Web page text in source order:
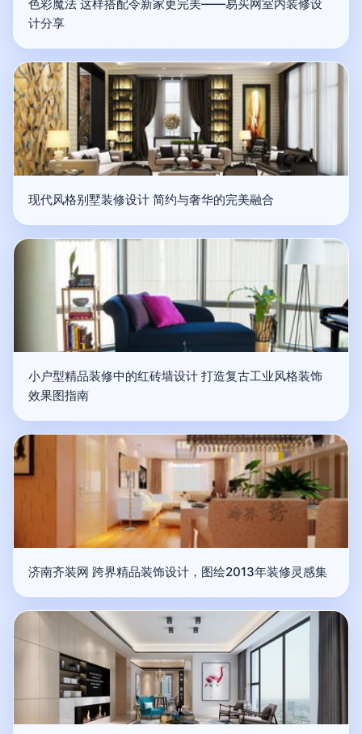
色彩魔法 这样搭配令新家更完美——易买网室内装修设
计分享
现代风格别墅装修设计 简约与奢华的完美融合
小户型精品装修中的红砖墙设计 打造复古工业风格装饰
效果图指南
济南齐装网 跨界精品装饰设计，图绘2013年装修灵感集